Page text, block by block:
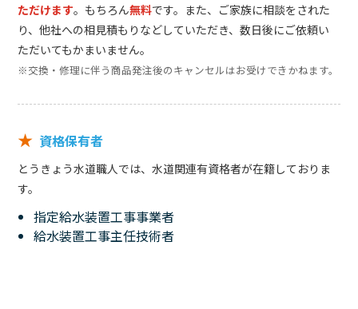
ただけます。もちろん無料です。また、ご家族に相談をされた
り、他社への相見積もりなどしていただき、数日後にご依頼い
ただいてもかまいません。
※交換・修理に伴う商品発注後のキャンセルはお受けできかねます。
★ 資格保有者
とうきょう水道職人では、水道関連有資格者が在籍しておりま
す。
指定給水装置工事事業者
給水装置工事主任技術者